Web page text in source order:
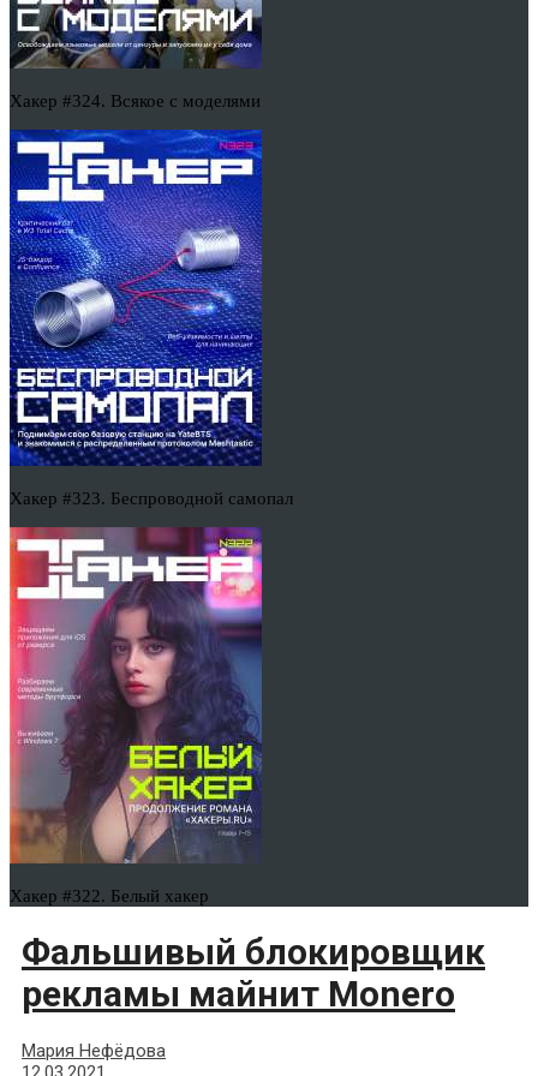
Хакер #324. Всякое с моделями
Хакер #323. Беспроводной самопал
Хакер #322. Белый хакер
Фальшивый блокировщик
рекламы майнит Monero
Мария Нефёдова